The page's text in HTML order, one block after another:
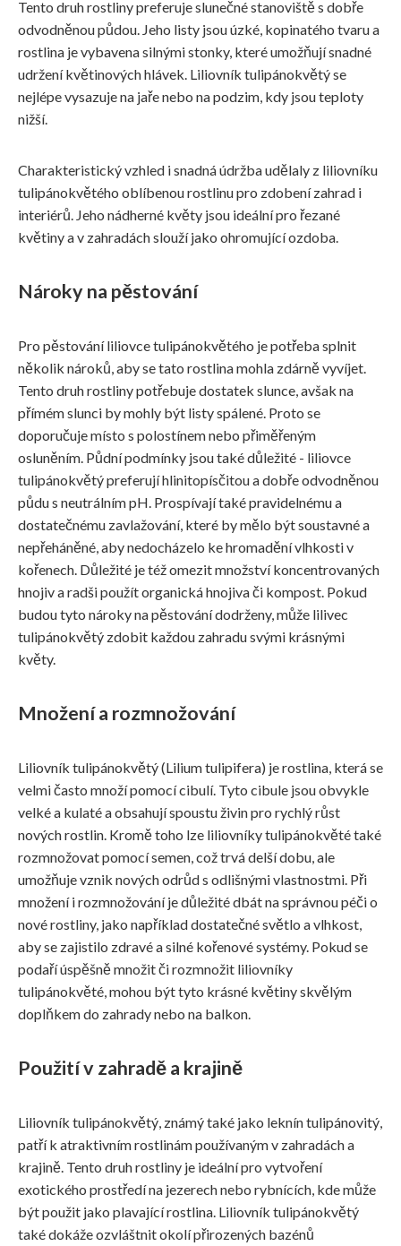
Tento druh rostliny preferuje slunečné stanoviště s dobře
odvodněnou půdou. Jeho listy jsou úzké, kopinatého tvaru a
rostlina je vybavena silnými stonky, které umožňují snadné
udržení květinových hlávek. Liliovník tulipánokvětý se
nejlépe vysazuje na jaře nebo na podzim, kdy jsou teploty
nižší.
Charakteristický vzhled i snadná údržba udělaly z liliovníku
tulipánokvětého oblíbenou rostlinu pro zdobení zahrad i
interiérů. Jeho nádherné květy jsou ideální pro řezané
květiny a v zahradách slouží jako ohromující ozdoba.
Nároky na pěstování
Pro pěstování liliovce tulipánokvětého je potřeba splnit
několik nároků, aby se tato rostlina mohla zdárně vyvíjet.
Tento druh rostliny potřebuje dostatek slunce, avšak na
přímém slunci by mohly být listy spálené. Proto se
doporučuje místo s polostínem nebo přiměřeným
osluněním. Půdní podmínky jsou také důležité - liliovce
tulipánokvětý preferují hlinitopísčitou a dobře odvodněnou
půdu s neutrálním pH. Prospívají také pravidelnému a
dostatečnému zavlažování, které by mělo být soustavné a
nepřeháněné, aby nedocházelo ke hromadění vlhkosti v
kořenech. Důležité je též omezit množství koncentrovaných
hnojiv a radši použít organická hnojiva či kompost. Pokud
budou tyto nároky na pěstování dodrženy, může lilivec
tulipánokvětý zdobit každou zahradu svými krásnými
květy.
Množení a rozmnožování
Liliovník tulipánokvětý (Lilium tulipifera) je rostlina, která se
velmi často množí pomocí cibulí. Tyto cibule jsou obvykle
velké a kulaté a obsahují spoustu živin pro rychlý růst
nových rostlin. Kromě toho lze liliovníky tulipánokvěté také
rozmnožovat pomocí semen, což trvá delší dobu, ale
umožňuje vznik nových odrůd s odlišnými vlastnostmi. Při
množení i rozmnožování je důležité dbát na správnou péči o
nové rostliny, jako například dostatečné světlo a vlhkost,
aby se zajistilo zdravé a silné kořenové systémy. Pokud se
podaří úspěšně množit či rozmnožit liliovníky
tulipánokvěté, mohou být tyto krásné květiny skvělým
doplňkem do zahrady nebo na balkon.
Použití v zahradě a krajině
Liliovník tulipánokvětý, známý také jako leknín tulipánovitý,
patří k atraktivním rostlinám používaným v zahradách a
krajině. Tento druh rostliny je ideální pro vytvoření
exotického prostředí na jezerech nebo rybnících, kde může
být použit jako plavající rostlina. Liliovník tulipánokvětý
také dokáže ozvláštnit okolí přirozených bazénů